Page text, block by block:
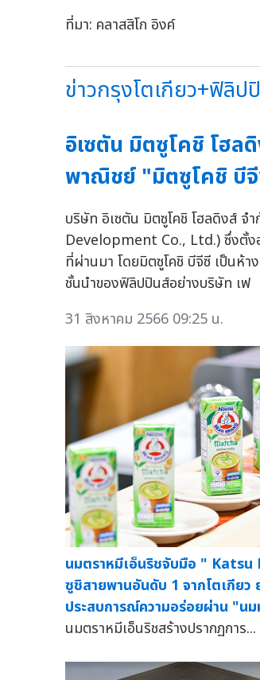
ที่มา: คลาสสิโก อิงค์
ข่าวกรุงโตเกียว+ฟิลิป
อิเซตัน มิตซูโคชิ โฮล
พาณิชย์ "มิตซูโคชิ บี
บริษัท อิเซตัน มิตซูโคชิ โฮลดิงส์
Development Co., Ltd.) ซึ่งตั้ง
ที่ผ่านมา โดยมิตซูโคชิ บีจีซี เป็นห้
ชั้นนำของฟิลิปปินส์อย่างบริษัท เฟ
31 สิงหาคม 2566 09:25 น.
นมตราหมีเอ็นริชจับมือ "
ซูชิสายพานอันดับ 1 จากโตเกียว
ประสบการณ์ความอร่อยผ่าน "น
นมตราหมีเอ็นริชสร้างปรากฏการ...